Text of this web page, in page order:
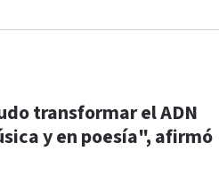
transformar el ADN
y en poesía", afirmó